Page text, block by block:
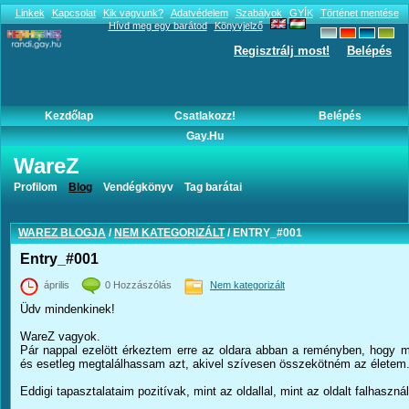
Linkek Kapcsolat Kik vagyunk? Adatvédelem Szabályok GYÍK
Történet mentése
Hívd meg egy barátod
Könyvjelző
Regisztrálj most! Belépés
Kezdőlap Csatlakozz!
Belépés
Gay.hu
WareZ
Profilom Blog Vendégkönyv Tag barátai
Entry_#001
WAREZ BLOGJA/NEM KATEGORIZÁLT/ ENTRY_#001
Entry_#001
április 0 Hozzászólás Nem kategorizált
Üdv mindenkinek!
WareZ vagyok.
Pár nappal ezelött érkeztem erre az oldara abban a reményben, hogy
és esetleg megtalálhassam azt, akivel szívesen összekötném az életem.
Eddigi tapasztalataim pozitívak, mint az oldallal, mint az oldalt